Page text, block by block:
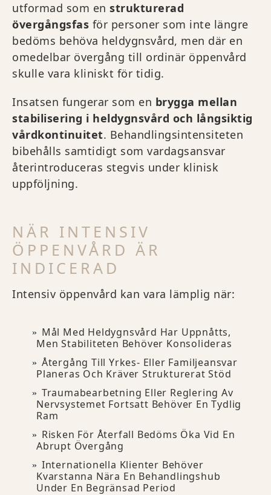
utformad som en strukturerad
övergångsfas för personer som inte längre
bedöms behöva heldygnsvård, men där en
omedelbar övergång till ordinär öppenvård
skulle vara kliniskt för tidig.
Insatsen fungerar som en brygga mellan
stabilisering i heldygnsvård och långsiktig
vårdkontinuitet. Behandlingsintensiteten
bibehålls samtidigt som vardagsansvar
återintroduceras stegvis under klinisk
uppföljning.
NÄR INTENSIV
ÖPPENVÅRD ÄR
INDICERAD
Intensiv öppenvård kan vara lämplig när:
Mål Med Heldygnsvård Har Uppnåtts,
Men Stabiliteten Behöver Konsolideras
Återgång Till Yrkes- Eller Familjeansvar
Planeras Och Kräver Strukturerat Stöd
Traumabearbetning Eller Reglering Av
Nervsystemet Fortsatt Behöver En Tydlig
Ram
Risken För Återfall Bedöms Öka Vid En
Abrupt Övergång
Internationella Klienter Behöver
Kvarstanna Nära En Behandlingshub
Under En Begränsad Period